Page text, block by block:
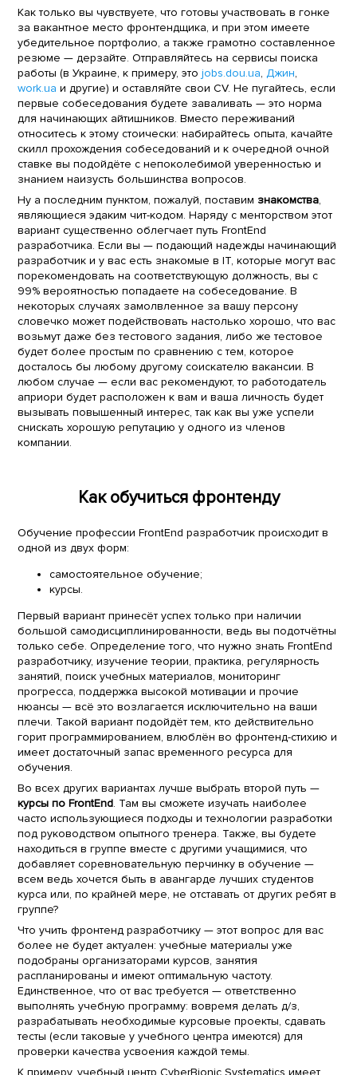
Как только вы чувствуете, что готовы участвовать в гонке
за вакантное место фронтендщика, и при этом имеете
убедительное портфолио, а также грамотно составленное
резюме — дерзайте. Отправляйтесь на сервисы поиска
работы (в Украине, к примеру, этоjobs.dou.ua,Джин,
work.ua и другие) и оставляйте свои CV. Не пугайтесь, если
первые собеседования будете заваливать — это норма
для начинающих айтишников. Вместо переживаний
относитесь к этому стоически: набирайтесь опыта, качайте
скилл прохождения собеседований и к очередной очной
ставке вы подойдёте с непоколебимой уверенностью и
знанием наизусть большинства вопросов.
Ну а последним пунктом, пожалуй, поставим знакомства,
являющиеся эдаким чит-кодом. Наряду с менторством этот
вариант существенно облегчает путь FrontEnd
разработчика. Если вы — подающий надежды начинающий
разработчик и у вас есть знакомые в IT, которые могут вас
порекомендовать на соответствующую должность, вы с
99% вероятностью попадаете на собеседование. В
некоторых случаях замолвленное за вашу персону
словечко может подействовать настолько хорошо, что вас
возьмут даже без тестового задания, либо же тестовое
будет более простым по сравнению с тем, которое
досталось бы любому другому соискателю вакансии. В
любом случае — если вас рекомендуют, то работодатель
априори будет расположен к вам и ваша личность будет
вызывать повышенный интерес, так как вы уже успели
снискать хорошую репутацию у одного из членов
компании.
Как обучиться фронтенду
Обучение профессии FrontEnd разработчик происходит в
одной из двух форм:
самостоятельное обучение;
курсы.
Первый вариант принесёт успех только при наличии
большой самодисциплинированности, ведь вы подотчётны
только себе. Определение того, что нужно знать FrontEnd
разработчику, изучение теории, практика, регулярность
занятий, поиск учебных материалов, мониторинг
прогресса, поддержка высокой мотивации и прочие
нюансы — всё это возлагается исключительно на ваши
плечи. Такой вариант подойдёт тем, кто действительно
горит программированием, влюблён во фронтенд-стихию и
имеет достаточный запас временного ресурса для
обучения.
Во всех других вариантах лучше выбрать второй путь —
курсы по FrontEnd. Там вы сможете изучать наиболее
часто использующиеся подходы и технологии разработки
под руководством опытного тренера. Также, вы будете
находиться в группе вместе с другими учащимися, что
добавляет соревновательную перчинку в обучение —
всем ведь хочется быть в авангарде лучших студентов
курса или, по крайней мере, не отставать от других ребят в
группе?
Что учить фронтенд разработчику — этот вопрос для вас
более не будет актуален: учебные материалы уже
подобраны организаторами курсов, занятия
распланированы и имеют оптимальную частоту.
Единственное, что от вас требуется — ответственно
выполнять учебную программу: вовремя делать д/з,
разрабатывать необходимые курсовые проекты, сдавать
тесты (если таковые у учебного центра имеются) для
проверки качества усвоения каждой темы.